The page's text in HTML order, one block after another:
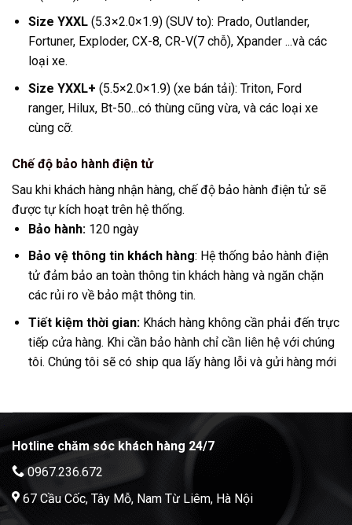
Size YXXL(5.3×2.0×1.9) (SUV to): Prado, Outlander,
Fortuner, Exploder, CX-8, CR-V(7 chỗ), Xpander ...và các
loại xe.
Size YXXL+ (5.5×2.0×1.9) (xe bán tải): Triton, Ford
ranger, Hilux, Bt-50...có thùng cũng vừa, và các loại xe
cùng cỡ.
Chế độ bảo hành điện tử
Sau khi khách hàng nhận hàng, chế độ bảo hành điện tử sẽ
được tự kích hoạt trên hệ thống.
Bảo hành:120 ngày
Bảo vệ thông tin khách hàng: Hệ thống bảo hành điện
tử đảm bảo an toàn thông tin khách hàng và ngăn chặn
các rủi ro về bảo mật thông tin.
Tiết kiệm thời gian:Khách hàng không cần phải đến trực
tiếp cửa hàng. Khi cần bảo hành chỉ cần liên hệ với chúng
tôi. Chúng tôi sẽ có ship qua lấy hàng lỗi và gửi hàng mới
Hotline chăm sóc khách hàng 24/7
0967.236.672
67 Cầu Cốc, Tây Mỗ, Nam Từ Liêm, Hà Nội